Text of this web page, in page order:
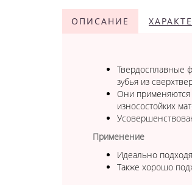
ОПИСАНИЕ
Твердосплавные
зубья из
Они применяются
износостойких
Применение
Идеально
Также хорошо